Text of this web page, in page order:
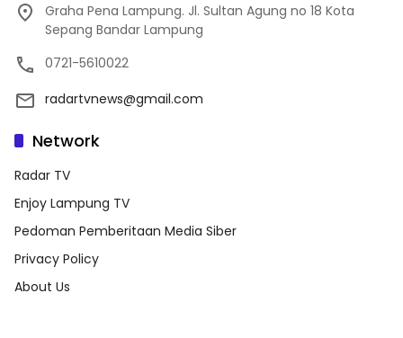
Graha Pena Lampung. Jl. Sultan Agung no 18 Kota
Sepang Bandar Lampung
0721-5610022
radartvnews@gmail.com
Network
Radar TV
Enjoy Lampung TV
Pedoman Pemberitaan Media Siber
Privacy Policy
About Us